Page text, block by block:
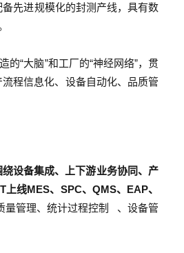
先进规模化的封测产线，具有数
的“大脑”和工厂的“神经网络”，贯
程信息化、设备自动化、品质管
设备集成、上下游业务协同、产
线MES、SPC、QMS、EAP、
管理、 统计过程控制
、设备管